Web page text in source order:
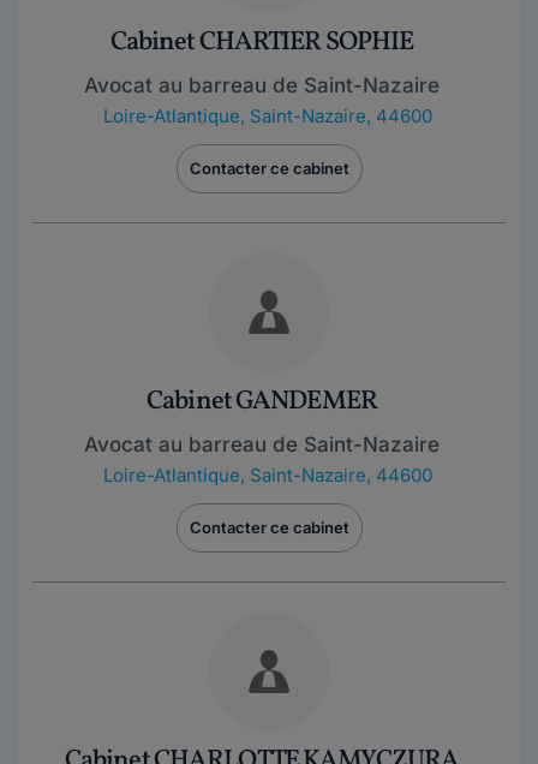
Cabinet CHARTIER SOPHIE
Avocat au barreau de Saint-Nazaire
Loire-Atlantique, Saint-Nazaire, 44600
Contacter ce cabinet
Cabinet GANDEMER
Avocat au barreau de Saint-Nazaire
Loire-Atlantique, Saint-Nazaire, 44600
Contacter ce cabinet